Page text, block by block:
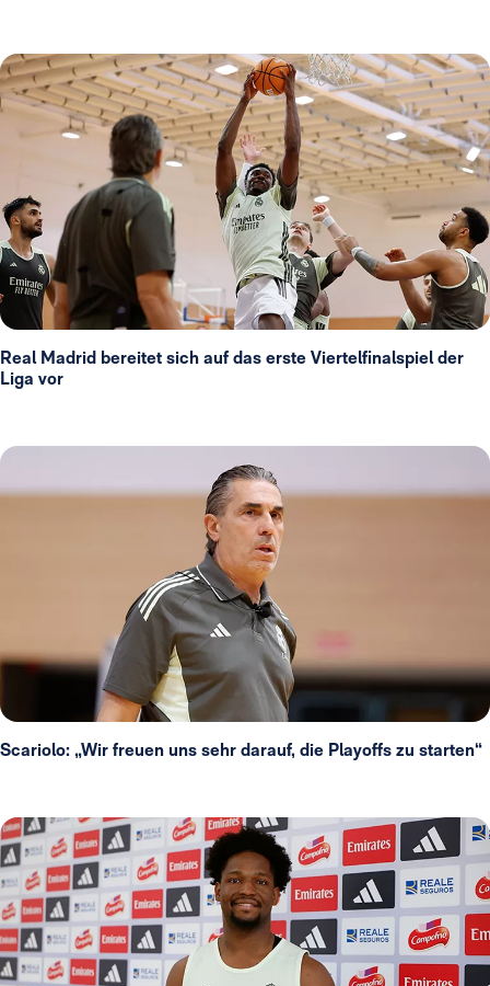
Real Madrid bereitet sich auf das erste Viertelfinalspiel der
Liga vor
Scariolo: „Wir freuen uns sehr darauf, die Playoffs zu starten“